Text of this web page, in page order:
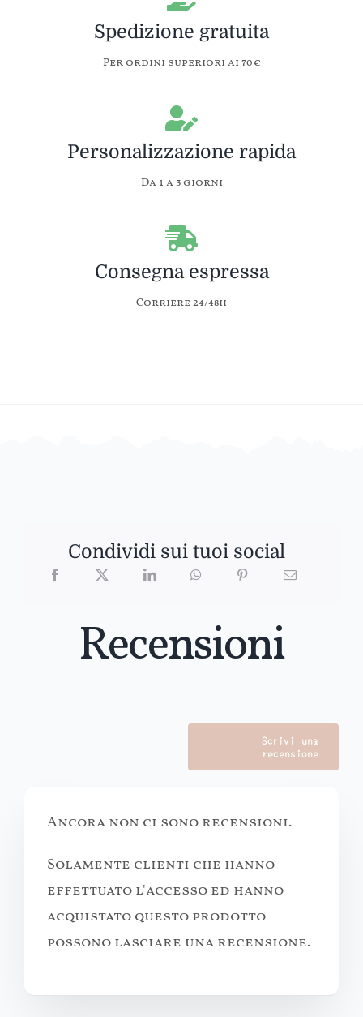
Spedizione gratuita
Per ordini superiori ai 70€
Personalizzazione rapida
Da 1 a 3 giorni
Consegna espressa
Corriere 24/48h
Condividi sui tuoi social
Recensioni
Scrivi una
recensione
Ancora non ci sono recensioni.
Solamente clienti che hanno
effettuato l'accesso ed hanno
acquistato questo prodotto
possono lasciare una recensione.